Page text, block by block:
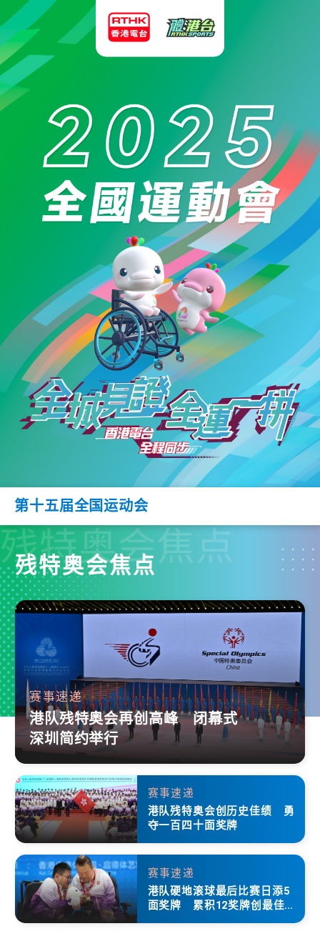
第十五届全国运动会
残特奥会焦点
残特奥会焦点
赛事速递
港队残特奥会再创高峰 闭幕式
深圳简约举行
赛事速递
港队残特奥会创历史佳绩 勇
夺一百四十面奖牌
赛事速递
港队硬地滚球最后比赛日添5
面奖牌 累积12奖牌创最佳成